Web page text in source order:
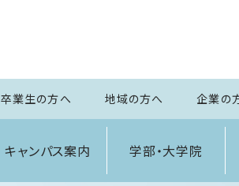
卒業生の方へ 地域の方へ 企業の
キャンパス案内 学部・大学院